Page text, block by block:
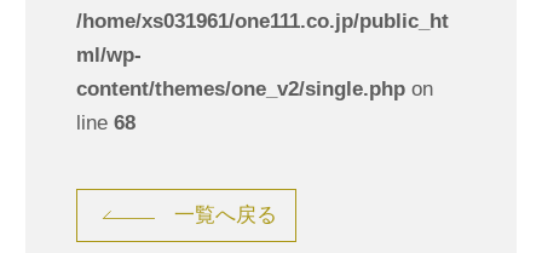
/home/xs031961/one111.co.jp/public_ht
ml/wp-
content/themes/one_v2/single.phpon
line 68
一覧へ戻る